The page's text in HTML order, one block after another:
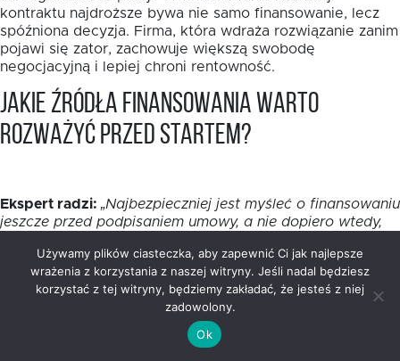
kontraktu najdroższe bywa nie samo finansowanie, lecz
spóźniona decyzja. Firma, która wdraża rozwiązanie zanim
pojawi się zator, zachowuje większą swobodę
negocjacyjną i lepiej chroni rentowność.
Jakie źródła finansowania warto
rozważyć przed startem?
Ekspert radzi: „Najbezpieczniej jest myśleć o finansowaniu
jeszcze przed podpisaniem umowy, a nie dopiero wtedy,
rozwiązanie, policz harmonogram wydatków i sprawdź,
kiedy dokładnie pojawią się wpływy z kontraktu.
Pożyczka dla firmy realizującej zamówienia publiczne ma
sens wtedy, gdy jest dopasowana do tempa prac, a nie
do ogólnego wyobrażenia o zleceniu. Dobrze dobrany
bufor daje Ci spokój, a nie dodatkowy chaos.”
Używamy plików ciasteczka, aby zapewnić Ci jak najlepsze
wrażenia z korzystania z naszej witryny. Jeśli nadal będziesz
korzystać z tej witryny, będziemy zakładać, że jesteś z niej
zadowolony.
Ok